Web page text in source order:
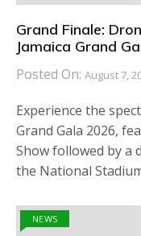
Grand Finale:
Jamaica Grand
Posted On: August 7,
Experience the
Grand Gala 2026,
Show followed by a
the National
NEWS